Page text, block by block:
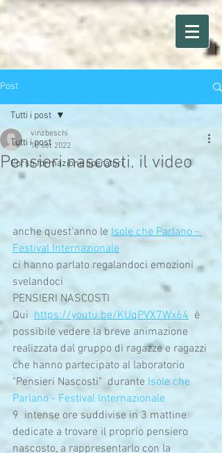
Post
Tutti i post
Corso formazione operatori
Tutti i post
Pensieri nascosti. il video
vinzbeschi
10 set 2022
anche quest'anno le Isole che Parlano -
Festival Internazionale
ci hanno parlato regalandoci emozioni
svelandoci
PENSIERI NASCOSTI
Qui https://youtu.be/KUqPVX7Wx64
  è
possibile vedere la breve animazione
realizzata dal gruppo di ragazze e ragazzi
che hanno partecipato al laboratorio
"Pensieri Nascosti"  durante Isole che
Parlano - Festival Internazionale
9  intense ore suddivise in 3 mattine
dedicate a trovare il proprio pensiero
nascosto, a rappresentarlo con la